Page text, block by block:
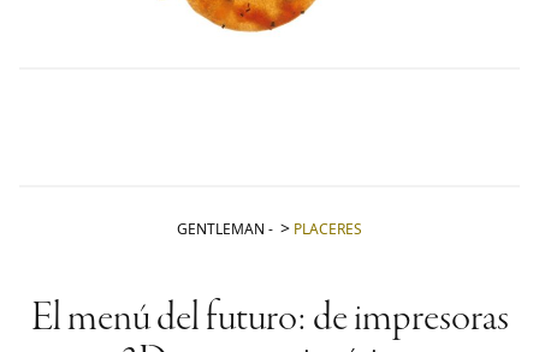
GENTLEMAN - PLACERES
El menú del futuro: de impresoras